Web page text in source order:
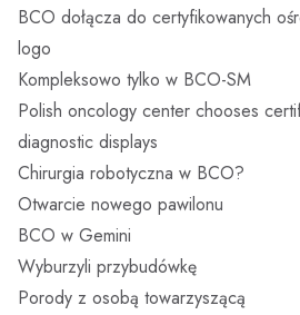
BCO dołącza do certyfikowanych
logo
Kompleksowo tylko w BCO-SM
Polish oncology center chooses
diagnostic displays
Chirurgia robotyczna w BCO?
Otwarcie nowego pawilonu
BCO w Gemini
Wyburzyli przybudówkę
Porody z osobą towarzyszącą